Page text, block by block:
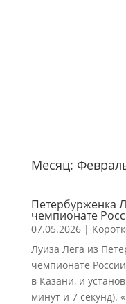
Месяц:
Петербурженка
чемпионате
07.05.2026|
Луиза Лега из
чемпионате
в Казани, и
минут и 7 секунд).